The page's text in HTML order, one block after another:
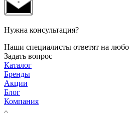
Нужна консультация?
Наши специалисты ответят на
Задать вопрос
Каталог
Бренды
Акции
Блог
Компания